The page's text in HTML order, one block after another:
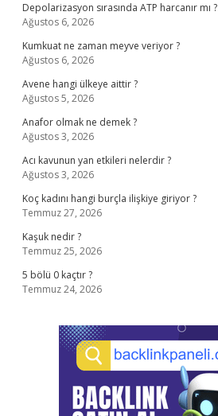
Depolarizasyon sırasında ATP harcanır mı ?
Ağustos 6, 2026
Kumkuat ne zaman meyve veriyor ?
Ağustos 6, 2026
Avene hangi ülkeye aittir ?
Ağustos 5, 2026
Anafor olmak ne demek ?
Ağustos 3, 2026
Acı kavunun yan etkileri nelerdir ?
Ağustos 3, 2026
Koç kadını hangi burçla ilişkiye giriyor ?
Temmuz 27, 2026
Kaşuk nedir ?
Temmuz 25, 2026
5 bölü 0 kaçtır ?
Temmuz 24, 2026